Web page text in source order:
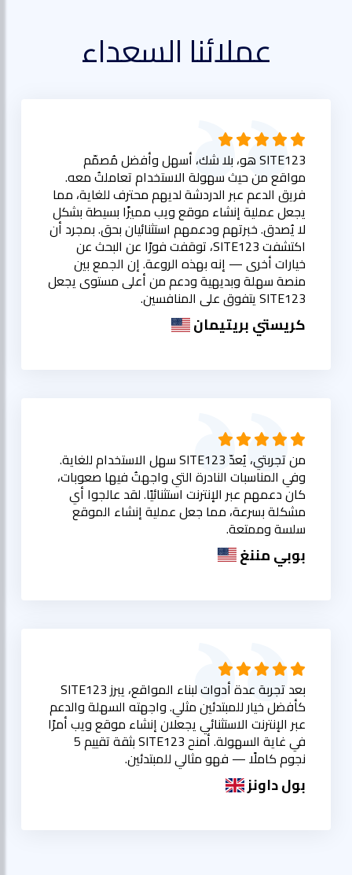
عملائنا السعداء
SITE123 هو، بلا شك، أسهل وأفضل مُصمّم
مواقع من حيث سهولة الاستخدام تعاملتُ معه.
فريق الدعم عبر الدردشة لديهم محترف للغاية، مما
يجعل عملية إنشاء موقع ويب مميزًا بسيطة بشكل
لا يُصدق. خبرتهم ودعمهم استثنائيان بحق. بمجرد أن
اكتشفت SITE123، توقفت فورًا عن البحث عن
خيارات أخرى — إنه بهذه الروعة. إن الجمع بين
منصة سهلة وبديهية ودعم من أعلى مستوى يجعل
SITE123 يتفوق على المنافسين.
كريستي بريتيمان
من تجربتي، يُعدّ SITE123 سهل الاستخدام للغاية.
وفي المناسبات النادرة التي واجهتُ فيها صعوبات،
كان دعمهم عبر الإنترنت استثنائيًا. لقد عالجوا أي
مشكلة بسرعة، مما جعل عملية إنشاء الموقع
سلسة وممتعة.
بوبي مننغ
بعد تجربة عدة أدوات لبناء المواقع، يبرز SITE123
كأفضل خيار للمبتدئين مثلي. واجهته السهلة والدعم
عبر الإنترنت الاستثنائي يجعلان إنشاء موقع ويب أمرًا
في غاية السهولة. أمنح SITE123 بثقة تقييم 5
نجوم كاملًا — فهو مثالي للمبتدئين.
بول داونز